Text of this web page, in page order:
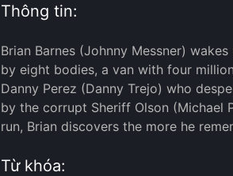
Thông tin:
Brian Barnes (Johnny Messner)
by eight bodies, a van with four
Danny Perez (Danny Trejo) who
by the corrupt Sheriff Olson (Michael
run, Brian discovers the more he
Từ khóa: